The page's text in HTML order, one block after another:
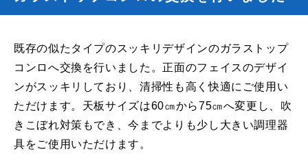
既存の似たタイプのスッキリデザインのガラストップ
コンロへ交換を行いました。正面のフェイスのデザイ
ンがスッキリしており、清掃性も高く快適にご使用い
ただけます。天板サイズは60㎝から75㎝へ変更し、吹
きこぼれ対策もでき、今までよりも少し大きい調理器
具をご使用いただけます。